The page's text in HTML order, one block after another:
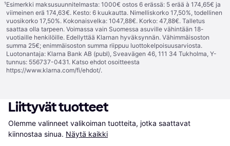
¹Esimerkki maksusuunnitelmasta: 1000€ ostos 6 erässä: 5 erää à 174,65€ ja
viimeinen erä 174,63€. Kesto: 6 kuukautta. Nimelliskorko 17,50%, todellinen
vuosikorko 17,50%. Kokonaisvelka: 1047,88€. Korko: 47,88€. Talletus
saattaa olla tarpeen. Voimassa vain Suomessa asuville vähintään 18-
vuotiaille henkilöille. Edellyttää Klarnan hyväksynnän. Vähimmäisoston
summa 25€; enimmäisoston summa riippuu luottokelpoisuusarviosta.
Luotonantaja: Klarna Bank AB (publ), Sveavägen 46, 111 34 Tukholma, Y-
tunnus: 556737-0431. Katso ehdot osoitteesta
https://www.klarna.com/fi/ehdot/.
Liittyvät tuotteet
Olemme valinneet valikoiman tuotteita, jotka saattavat
kiinnostaa sinua. Näytä kaikki